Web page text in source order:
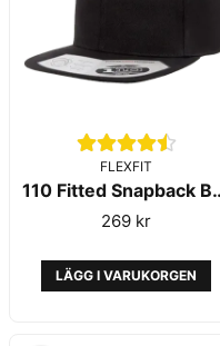
FLEXFIT
110 Fitted
269 kr
LÄGG I VARUKORGEN